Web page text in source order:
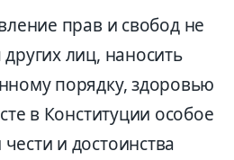
прав и свобод не
лиц, наносить
порядку, здоровью
в Конституции особое
и достоинства